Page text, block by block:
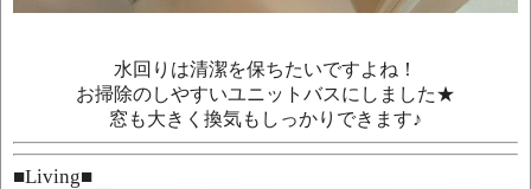
水回りは清潔を保ちたいですよね！
お掃除のしやすいユニットバスにしました★
窓も大きく換気もしっかりできます♪
■Living■